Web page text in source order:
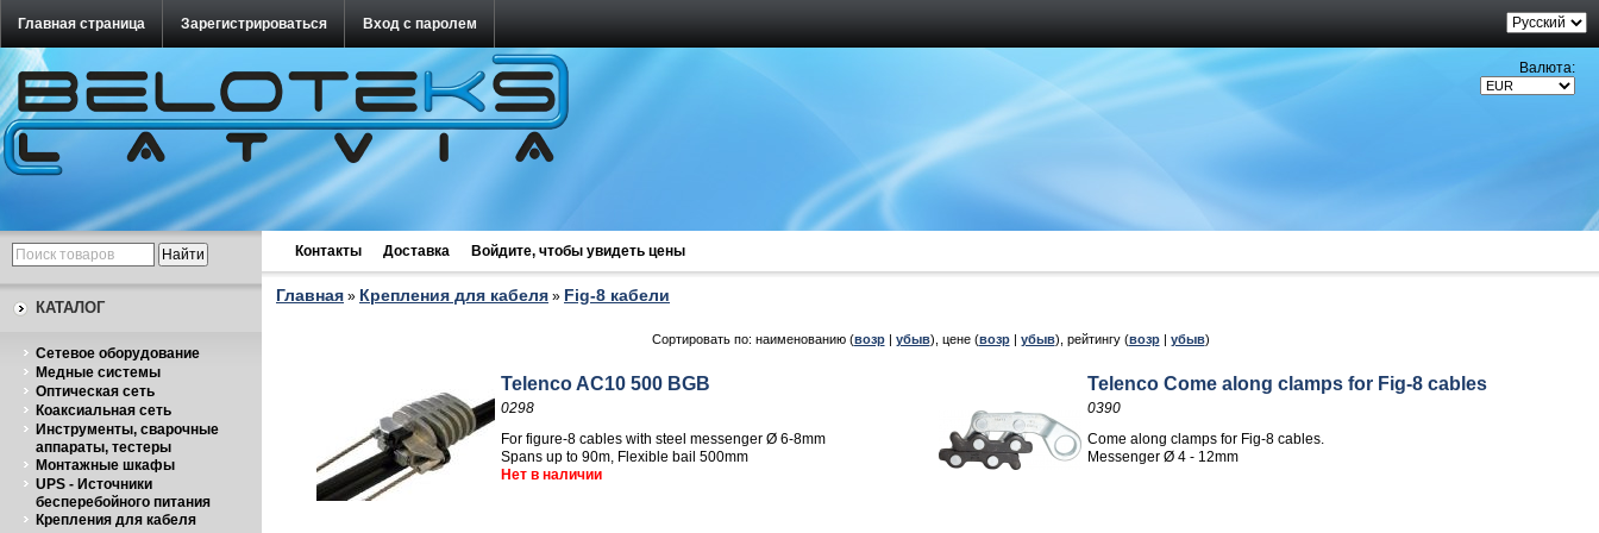
Главная страница Зарегистрироваться Вход с паролем
Валюта:
КАТАЛОГ
Cетевое оборудование
Медные системы
Оптическая сеть
Коаксиальная сеть
Инструменты, сварочные
аппараты, тестеры
Монтажные шкафы
UPS - Источники
бесперебойного питания
Крепления для кабеля
Контакты Доставка Войдите, чтобы увидеть цены
Главная » Крепления для кабеля » Fig-8 кабели
Сортировать по: наименованию (возр| убыв), цене (возр| убыв), рейтингу (возр| убыв)
Telenco AC10 500 BGB
0298
For figure-8 cables with steel messenger Ø 6-8mm
Spans up to 90m, Flexible bail 500mm
Нет в наличии
Telenco Come along clamps for Fig-8 cables
0390
Come along clamps for Fig-8 cables.
Messenger Ø 4 - 12mm